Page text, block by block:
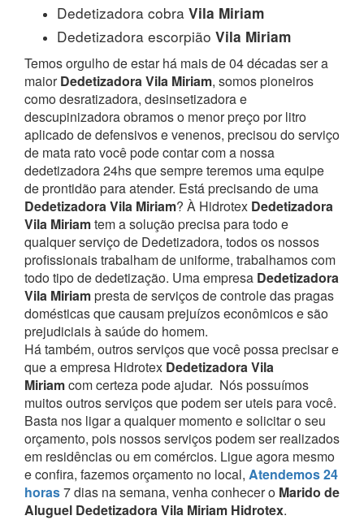
Dedetizadora cobra Vila Miriam
Dedetizadora escorpião Vila Miriam
Temos orgulho de estar há mais de 04 décadas ser a
maiorDedetizadora Vila Miriam, somos pioneiros
como desratizadora, desinsetizadora e
descupinizadora obramos o menor preço por litro
aplicado de defensivos e venenos, precisou do serviço
de mata rato você pode contar com a nossa
dedetizadora 24hs que sempre teremos uma equipe
de prontidão para atender. Está precisando de uma
Dedetizadora Vila Miriam? À Hidrotex Dedetizadora
Vila Miriamtem a solução precisa para todo e
qualquer serviço de Dedetizadora, todos os nossos
profissionais trabalham de uniforme, trabalhamos com
todo tipo de dedetização. Uma empresa Dedetizadora
Vila Miriampresta de serviços de controle das pragas
domésticas que causam prejuízos econômicos e são
prejudiciais à saúde do homem.
Há também, outros serviços que você possa precisar e
que a empresa Hidrotex Dedetizadora Vila
Miriamcom certeza pode ajudar. Nós possuímos
muitos outros serviços que podem ser uteis para você.
Basta nos ligar a qualquer momento e solicitar o seu
orçamento, pois nossos serviços podem ser realizados
em residências ou em comércios. Ligue agora mesmo
e confira, fazemos orçamento no local, Atendemos 24
horas7 dias na semana, venha conhecer o Marido de
Aluguel Dedetizadora Vila Miriam Hidrotex.